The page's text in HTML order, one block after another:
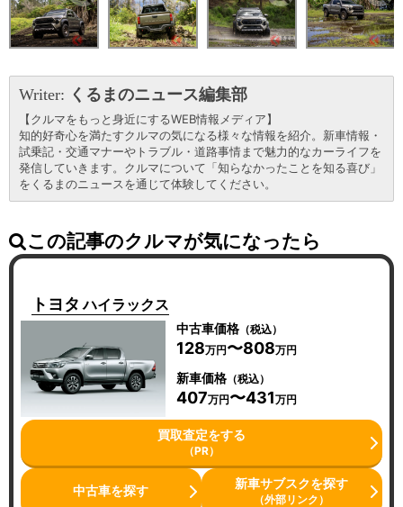
Writer: くるまのニュース編集部
【クルマをもっと身近にするWEB情報メディア】
知的好奇心を満たすクルマの気になる様々な情報を紹介。新車情報・
試乗記・交通マナーやトラブル・道路事情まで魅力的なカーライフを
発信していきます。クルマについて「知らなかったことを知る喜び」
をくるまのニュースを通じて体験してください。
この記事のクルマが気になったら
トヨタ ハイラックス
中古車価格（税込）
128万円〜808万円
新車価格（税込）
407万円〜431万円
買取査定をする
（PR）
中古車を探す 新車サブスクを探す
（外部リンク）